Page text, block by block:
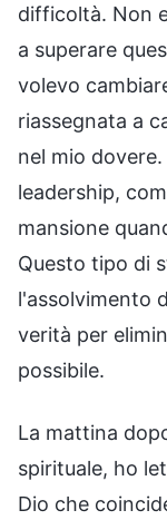
difficoltà. Non
a superare
volevo
riassegnata a
nel mio
leadership,
mansione
Questo tipo di
l'assolvimento
verità per
possibile.
La mattina
spirituale, ho
Dio che